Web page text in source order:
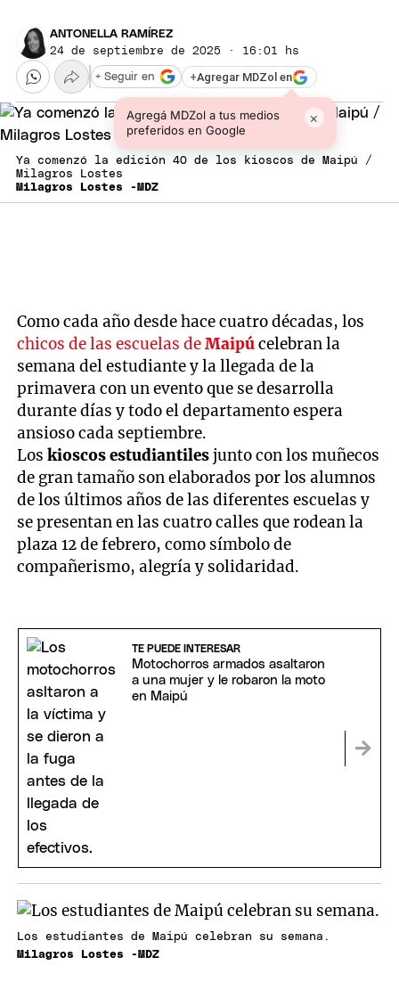
ANTONELLA RAMÍREZ
24 de septiembre de 2025 · 16:01 hs
+Agregar MDZol en
Agregá MDZol a tus medios
preferidos en Google
×
+ Seguir en
Ya comenzó la edición 40 de los kioscos de Maipú /
Milagros Lostes
Milagros Lostes -MDZ
Como cada año desde hace cuatro décadas, los
chicos de las escuelas deMaipúcelebran la
semana del estudiante y la llegada de la
primavera con un evento que se desarrolla
durante días y todo el departamento espera
ansioso cada septiembre.
Loskioscos estudiantilesjunto con los muñecos
de gran tamaño son elaborados por los alumnos
de los últimos años de las diferentes escuelas y
se presentan en las cuatro calles que rodean la
plaza 12 de febrero, como símbolo de
compañerismo, alegría y solidaridad.
TE PUEDE INTERESAR
Motochorros armados asaltaron
a una mujer y le robaron la moto
en Maipú
Los estudiantes de Maipú celebran su semana.
Milagros Lostes -MDZ